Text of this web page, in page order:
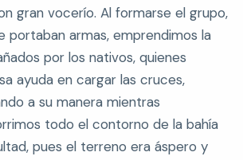
gran vocerío. Al formarse el grupo,
portaban armas, emprendimos la
por los nativos, quienes
ayuda en cargar las cruces,
a su manera mientras
todo el contorno de la bahía
pues el terreno era áspero y